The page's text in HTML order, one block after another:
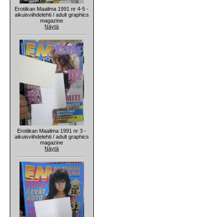
Erotiikan Maailma 1991 nr 4-5 -
aikuisviihdelehti / adult graphics
magazine
Näytä
Erotiikan Maailma 1991 nr 3 -
aikuisviihdelehti / adult graphics
magazine
Näytä